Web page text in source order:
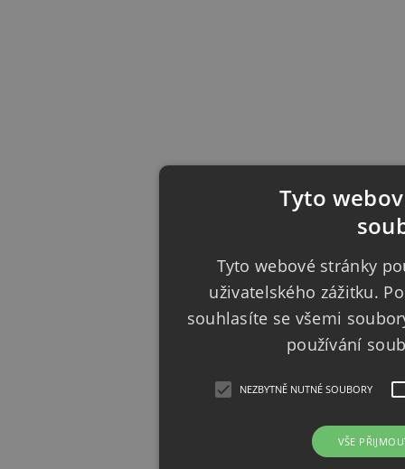
Tyto
Tyto webové stránky
uživatelského zážitku.
souhlasíte se všemi
používání
NEZBYTNĚ NUTNÉ SOUBORY
VŠE